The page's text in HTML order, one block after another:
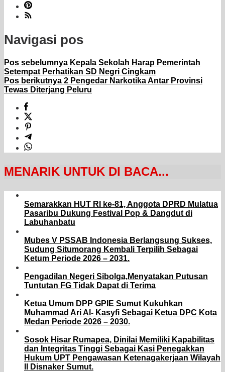
Navigasi pos
Pos sebelumnya Kepala Sekolah Harap Pemerintah
Setempat Perhatikan SD Negri Cingkam
Pos berikutnya 2 Pengedar Narkotika Antar Provinsi
Tewas Diterjang Peluru
MENARIK UNTUK DI BACA...
Semarakkan HUT RI ke-81, Anggota DPRD Mulatua
Pasaribu Dukung Festival Pop & Dangdut di
Labuhanbatu
Mubes V PSSAB Indonesia Berlangsung Sukses,
Sudung Situmorang Kembali Terpilih Sebagai
Ketum Periode 2026 – 2031.
Pengadilan Negeri Sibolga,Menyatakan Putusan
Tuntutan FG Tidak Dapat di Terima
Ketua Umum DPP GPIE Sumut Kukuhkan
Muhammad Ari Al- Kasyfi Sebagai Ketua DPC Kota
Medan Periode 2026 – 2030.
Sosok Hisar Rumapea, Dinilai Memiliki Kapabilitas
dan Integritas Tinggi Sebagai Kasi Penegakkan
Hukum UPT Pengawasan Ketenagakerjaan Wilayah
II Disnaker Sumut.